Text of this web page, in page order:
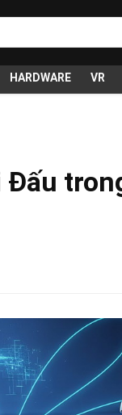
HARDWARE VR
Đấu